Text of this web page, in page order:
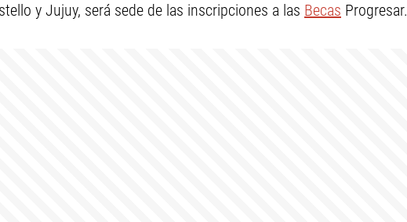
y Jujuy, será sede de las inscripciones a las Becas Progresar.